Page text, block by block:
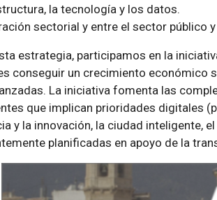
la tecnología y los datos.
sectorial y entre el sector público
estrategia, participamos en la
conseguir un crecimiento económico
La iniciativa fomenta las
que implican prioridades digitales
y la innovación, la ciudad inteligente,
planificadas en apoyo de la